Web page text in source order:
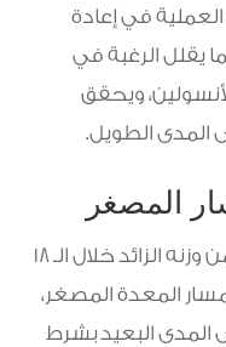
في إعادة
يقلل الرغبة في
ويحقق
المدى الطويل.
المصغر
يفقد الشخص نحو 70% إلى 80% من وزنه الزائد خلال الـ 18
المعدة المصغر،
المدى البعيد بشرط